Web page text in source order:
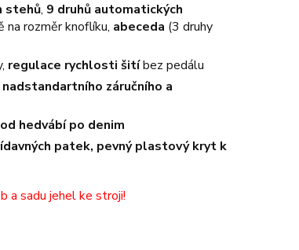
stehů, 9 druhů automatických
na rozměr knoflíku, abeceda (3 druhy
regulace rychlosti šitíbez pedálu
nadstandartního záručního a
hedvábí po denim
patek, pevný plastový kryt k
a sadu jehel ke stroji!